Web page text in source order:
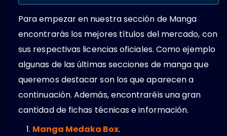
Para empezar en nuestra sección de Manga
encontrarás los mejores títulos del mercado, con
sus respectivas licencias oficiales. Como ejemplo
algunas de las últimas secciones de manga que
queremos destacar son los que aparecen a
continuación. Además, encontraréis una gran
cantidad de fichas técnicas e información.
Manga Medaka Box.